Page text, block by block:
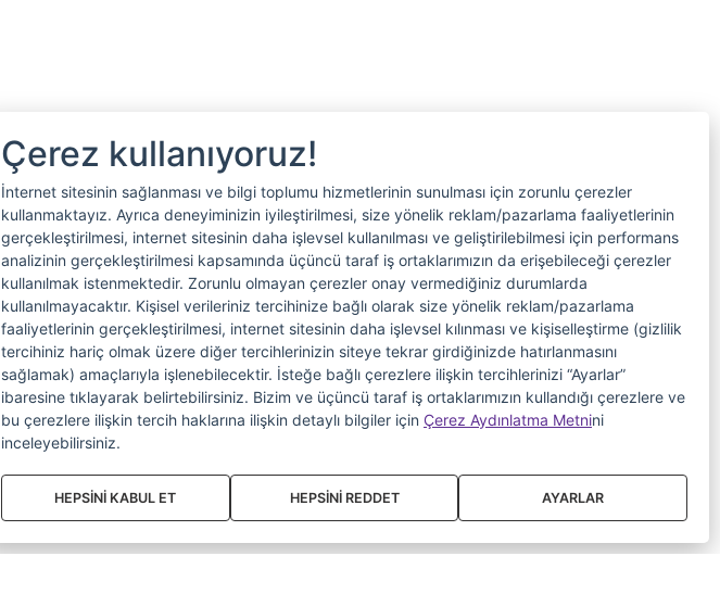
Çerez kullanıyoruz!
İnternet sitesinin sağlanması ve bilgi toplumu hizmetlerinin sunulması için zorunlu çerezler
kullanmaktayız. Ayrıca deneyiminizin iyileştirilmesi, size yönelik reklam/pazarlama faaliyetlerinin
gerçekleştirilmesi, internet sitesinin daha işlevsel kullanılması ve geliştirilebilmesi için performans
analizinin gerçekleştirilmesi kapsamında üçüncü taraf iş ortaklarımızın da erişebileceği çerezler
kullanılmak istenmektedir. Zorunlu olmayan çerezler onay vermediğiniz durumlarda
kullanılmayacaktır. Kişisel verileriniz tercihinize bağlı olarak size yönelik reklam/pazarlama
faaliyetlerinin gerçekleştirilmesi, internet sitesinin daha işlevsel kılınması ve kişiselleştirme (gizlilik
tercihiniz hariç olmak üzere diğer tercihlerinizin siteye tekrar girdiğinizde hatırlanmasını
sağlamak) amaçlarıyla işlenebilecektir. İsteğe bağlı çerezlere ilişkin tercihlerinizi “Ayarlar”
ibaresine tıklayarak belirtebilirsiniz. Bizim ve üçüncü taraf iş ortaklarımızın kullandığı çerezlere ve
bu çerezlere ilişkin tercih haklarına ilişkin detaylı bilgiler için Çerez Aydınlatma Metnini
inceleyebilirsiniz.
HEPSİNİ KABUL ET HEPSİNİ REDDET AYARLAR